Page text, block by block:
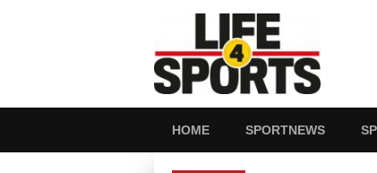
HOME SPORTNEWS